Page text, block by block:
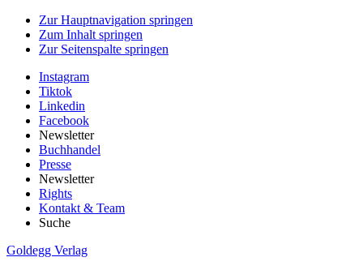
Zur Hauptnavigation springen
Zum Inhalt springen
Zur Seitenspalte springen
Instagram
Tiktok
Linkedin
Facebook
Newsletter
Buchhandel
Presse
Newsletter
Rights
Kontakt & Team
Suche
Goldegg Verlag